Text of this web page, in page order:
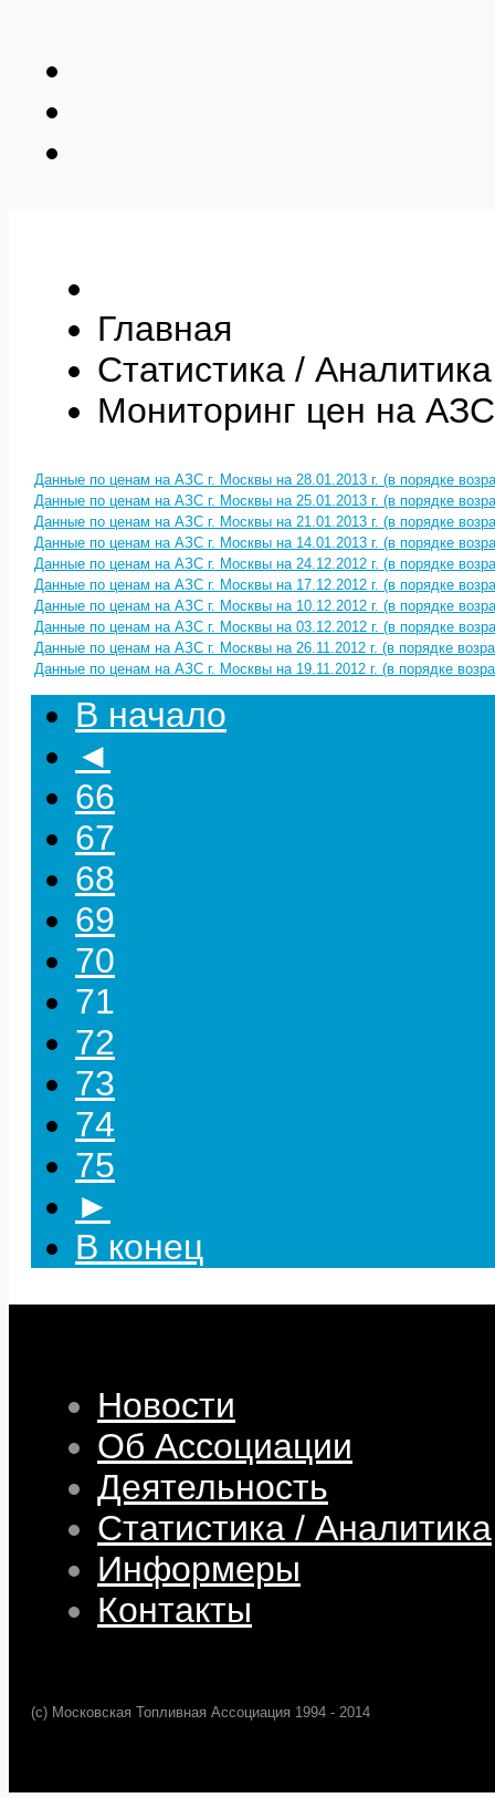
Главная
Статистика / Аналитика
Мониторинг цен на
Данные по ценам на АЗС г. Москвы на 28.01.2013 г. (в порядке
Данные по ценам на АЗС г. Москвы на 25.01.2013 г. (в порядке
Данные по ценам на АЗС г. Москвы на 21.01.2013 г. (в порядке
Данные по ценам на АЗС г. Москвы на 14.01.2013 г. (в порядке
Данные по ценам на АЗС г. Москвы на 24.12.2012 г. (в порядке
Данные по ценам на АЗС г. Москвы на 17.12.2012 г. (в порядке
Данные по ценам на АЗС г. Москвы на 10.12.2012 г. (в порядке
Данные по ценам на АЗС г. Москвы на 03.12.2012 г. (в порядке
Данные по ценам на АЗС г. Москвы на 26.11.2012 г. (в порядке
Данные по ценам на АЗС г. Москвы на 19.11.2012 г. (в порядке
В начало
◄
66
67
68
69
70
71
72
73
74
75
►
В конец
Новости
Об Ассоциации
Деятельность
Статистика / Аналитика
Информеры
Контакты
(c) Московская Топливная Ассоциация 1994 - 2014